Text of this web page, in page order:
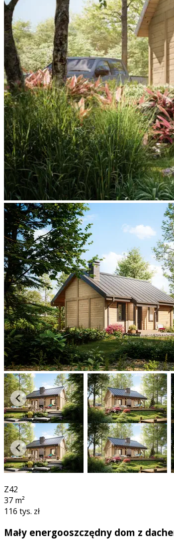
Z42
37 m²
116 tys. zł
Mały energooszczędny dom z